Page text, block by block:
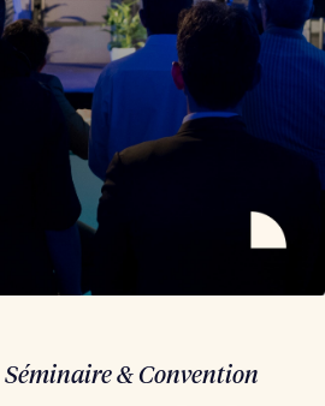
Séminaire & Convention